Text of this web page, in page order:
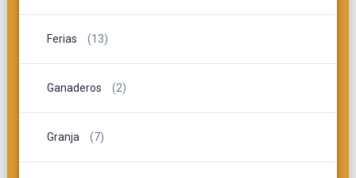
Ferias (13)
Ganaderos (2)
Granja (7)